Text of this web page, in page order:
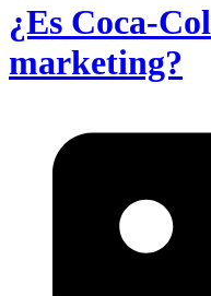
¿Es Coca-
marketing?